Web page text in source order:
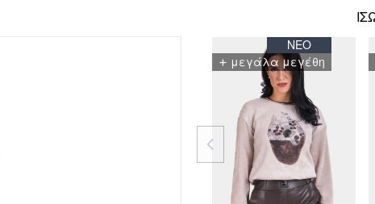
ΝΈΟ
+ μεγάλα μεγέθη